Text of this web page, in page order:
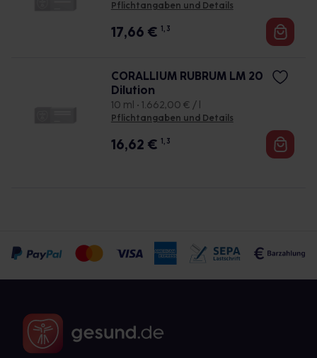
Pflichtangaben und Details
17,66 € 1, 3
CORALLIUM RUBRUM LM 20
Dilution
10 ml • 1.662,00 € / l
Pflichtangaben und Details
16,62 € 1, 3